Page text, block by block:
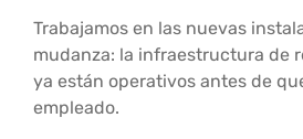
Trabajamos en las nuevas
mudanza: la infraestructura de
ya están operativos antes de
empleado.